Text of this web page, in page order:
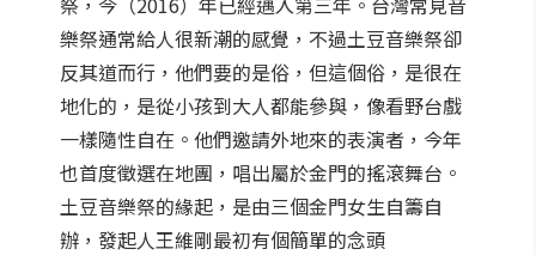
樂祭通常給人很新潮的感覺，不過土豆音樂祭卻
反其道而行，他們要的是俗，但這個俗，是很在
地化的，是從小孩到大人都能參與，像看野台戲
一樣隨性自在。他們邀請外地來的表演者，今年
也首度徵選在地團，唱出屬於金門的搖滾舞台。
土豆音樂祭的緣起，是由三個金門女生自籌自
辦，發起人王維剛最初有個簡單的念頭